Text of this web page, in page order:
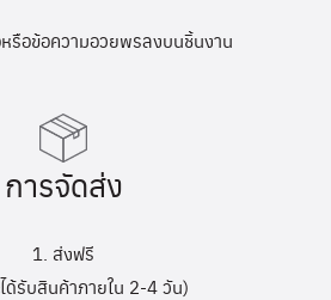
รือข้อความอวยพรลงบนชิ้นงาน
การจัดส่ง
1. ส่งฟรี
ด้รับสินค้าภายใน 2-4 วัน)